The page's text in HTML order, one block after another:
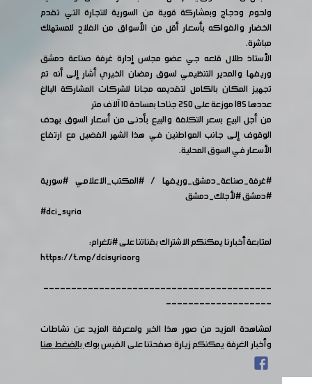
ولحوم ودجاج وبمشاركة قوية من السورية للتجارة التي تقدم
الخضار والفواكه بأسعار أقل من الأسواق من الفلاح للمستهلك
مباشرة.
الأستاذ طلال قلعه جي عضو مجلس إدارة غرفة صناعة دمشق
وريفها والمدير التنظيمي لسوق رمضان الخيري أشار إلى أنه تم
تجهيز المكان بالكامل لتقديمه مجانا للشركات المشاركة البالغ
عددها 185 موزعة على 250 جناحا بمساحة ١٠ آلاف متر
من أجل البيع بسعر التكلفة والبيع بأدنى من أسعار السوق بهدف
الوقوف إلى جانب المواطنين في هذا الشهر الفضيل مع ارتفاع
الأسعار في السوق المحلية.
#غرفة_صناعة_دمشق_وريفها /#المكتب_الاعلامي #سورية
#دمشق#لأجلك_دمشق
#dci_syria
لمتابعة أخبارنا يمكنكم الاشتراك بقناتنا على#تلغرام:
https://t.me/dcisyriaorg
-----------------------------------------
-------------------
لمشاهدة المزيد من صور هذا الخبر ولمعرفة المزيد عن نشاطات
وأخبار الغرفة يمكنكم زيارة صفحتنا على الفيس بوكبالضغط هنا